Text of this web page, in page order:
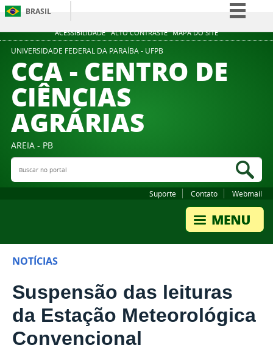
ACESSIBILIDADE ALTO CONTRASTE MAPA DO SITE
BRASIL
Simplifique!
Participe
UNIVERSIDADE FEDERAL DA PARAÍBA - UFPB
CCA - CENTRO DE
CIÊNCIAS
AGRÁRIAS
AREIA - PB
Buscar no portal
Suporte Contato Webmail
NOTÍCIAS
Suspensão das leituras
da Estação Meteorológica
Convencional